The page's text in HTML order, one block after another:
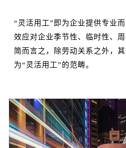
“灵活用工”即为企业提供专业
效应对企业季节性、临时性、
简而言之，除劳动关系之外，
为“灵活用工”的范畴。